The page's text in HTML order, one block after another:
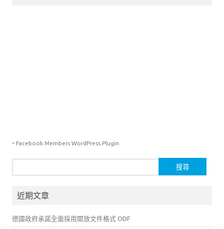
- Facebook Members WordPress Plugin
尋
鍵近期文章
德國政府承諾全面採用開放文件格式 ODF